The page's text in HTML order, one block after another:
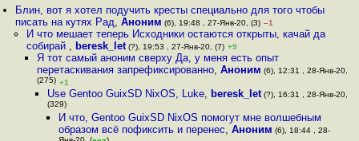
Блин, вот я хотел подучить кресты специально для того чтобы
писать на кутях Рад,Аноним (6), 19:48 , 27-Янв-20, (3) –1
И что мешает теперь Исходники остаются открыты, качай да
собирай , beresk_let(?), 19:53 , 27-Янв-20, (7) +9
Я тот самый аноним сверху Да, у меня есть опыт
перетаскивания запрефиксированно, Аноним (6), 12:31 , 28-Янв-20,
(275) +1
Use Gentoo GuixSD NixOS, Luke, beresk_let (?), 16:31 , 28-Янв-20,
(329)
И что, Gentoo GuixSD NixOS помогут мне волшебным
образом всё пофиксить и перенес, Аноним (6), 18:44 , 28-